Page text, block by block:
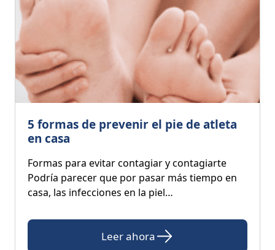
5 formas de prevenir el pie de atleta
en casa
Formas para evitar contagiar y contagiarte
Podría parecer que por pasar más tiempo en
casa, las infecciones en la piel…
Leer ahora